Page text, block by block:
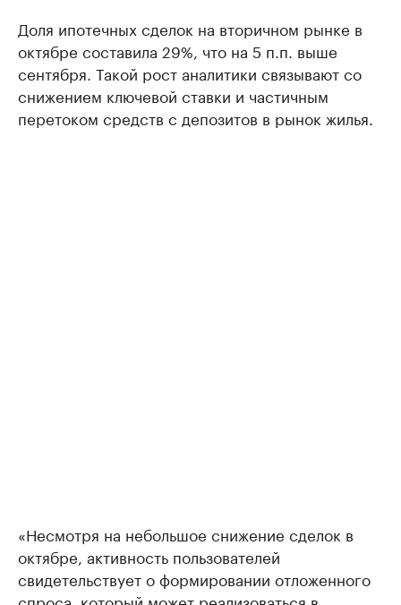
Доля ипотечных сделок на вторичном рынке в
октябре составила 29%, что на 5 п.п. выше
сентября. Такой рост аналитики связывают со
снижением ключевой ставки и частичным
перетоком средств с депозитов в рынок жилья.
«Несмотря на небольшое снижение сделок в
октябре, активность пользователей
свидетельствует о формировании отложенного